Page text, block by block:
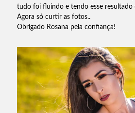
tudo foi fluindo e tendo esse resultado
Agora só curtir as fotos..
Obrigado Rosana pela confiança!